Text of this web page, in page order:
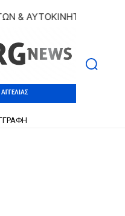
ΑΥΤΟΚΙΝΗΤΩΝ |